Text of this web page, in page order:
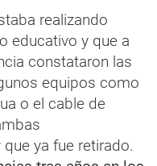
realizando
educativo y que a
constataron las
equipos como
o el cable de
ya fue retirado.